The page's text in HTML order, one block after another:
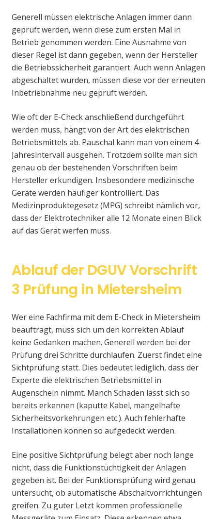
Generell müssen elektrische Anlagen immer dann
geprüft werden, wenn diese zum ersten Mal in
Betrieb genommen werden. Eine Ausnahme von
dieser Regel ist dann gegeben, wenn der Hersteller
die Betriebssicherheit garantiert. Auch wenn Anlagen
abgeschaltet wurden, müssen diese vor der erneuten
Inbetriebnahme neu geprüft werden.
Wie oft der E-Check anschließend durchgeführt
werden muss, hängt von der Art des elektrischen
Betriebsmittels ab. Pauschal kann man von einem 4-
Jahresintervall ausgehen. Trotzdem sollte man sich
genau ob der bestehenden Vorschriften beim
Hersteller erkundigen. Insbesondere medizinische
Geräte werden häufiger kontrolliert. Das
Medizinproduktegesetz (MPG) schreibt nämlich vor,
dass der Elektrotechniker alle 12 Monate einen Blick
auf das Gerät werfen muss.
Ablauf der DGUV Vorschrift
3 Prüfung in Mietersheim
Wer eine Fachfirma mit dem E-Check in Mietersheim
beauftragt, muss sich um den korrekten Ablauf
keine Gedanken machen. Generell werden bei der
Prüfung drei Schritte durchlaufen. Zuerst findet eine
Sichtprüfung statt. Dies bedeutet lediglich, dass der
Experte die elektrischen Betriebsmittel in
Augenschein nimmt. Manch Schaden lässt sich so
bereits erkennen (kaputte Kabel, mangelhafte
Sicherheitsvorkehrungen etc.). Auch fehlerhafte
Installationen können so aufgedeckt werden.
Eine positive Sichtprüfung belegt aber noch lange
nicht, dass die Funktionstüchtigkeit der Anlagen
gegeben ist. Bei der Funktionsprüfung wird genau
untersucht, ob automatische Abschaltvorrichtungen
greifen. Zu guter Letzt kommen professionelle